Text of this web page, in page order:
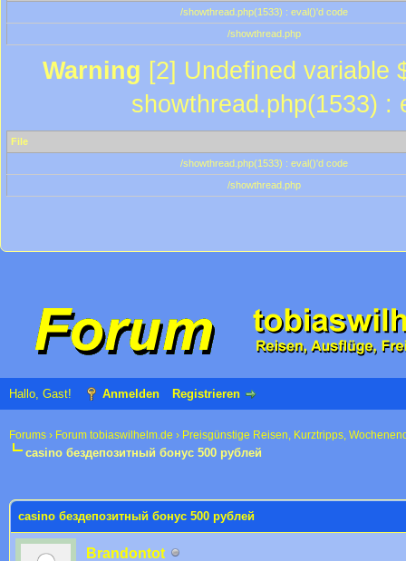
/showthread.php(1533) : eval()'d code
/showthread.php
Warning [2] Undefined variable
showthread.php(1533) :
File
/showthread.php(1533) : eval()'d code
/showthread.php
Hallo, Gast! Anmelden Registrieren
Forums › Forum tobiaswilhelm.de › Preisgünstige Reisen, Kurztripps,
casino бездепозитный бонус 500 рублей
casino бездепозитный бонус 500 рублей
Brandontot